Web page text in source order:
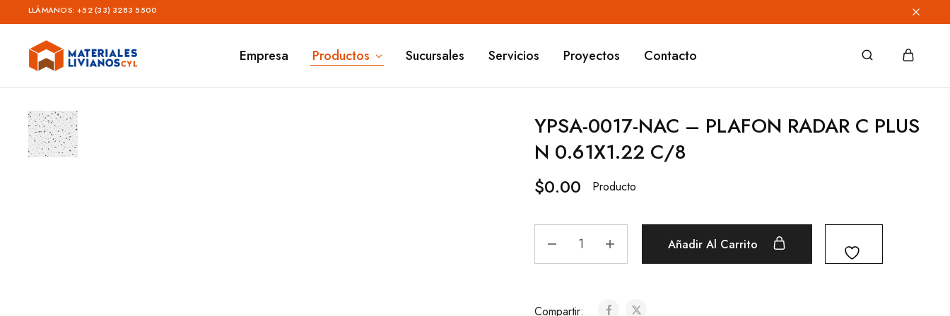
LLÁMANOS: +52 (33) 3283 5500
Materiales
Livianos
CYL
Empresa Productos Sucursales Servicios Proyectos Contacto
YPSA-0017-NAC – PLAFON RADAR C PLUS
N 0.61X1.22 C/8
$0.00 Producto
Añadir Al Carrito
Compartir: